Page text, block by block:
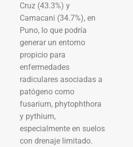
Cruz (43.3%) y
Camacani (34.7%), en
Puno, lo que podría
generar un entorno
propicio para
enfermedades
radiculares asociadas a
patógeno como
fusarium, phytophthora
y pythium,
especialmente en suelos
con drenaje limitado.